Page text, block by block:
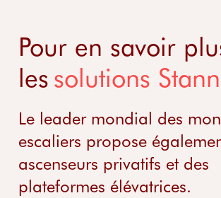
Pour en savoir
lessolutions
Le leader mondial des
escaliers propose
ascenseurs privatifs et des
plateformes élévatrices.